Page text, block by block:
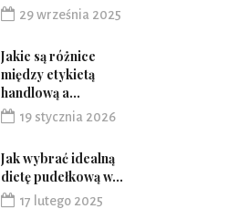
29 września 2025
Jakie są różnice
między etykietą
handlową a...
19 stycznia 2026
Jak wybrać idealną
dietę pudełkową w...
17 lutego 2025